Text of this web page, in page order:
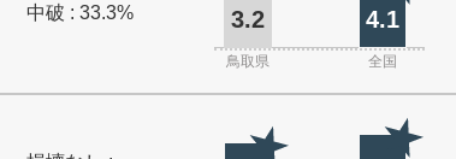
中破 : 33.3% 3.2 4.1
鳥取県 全国